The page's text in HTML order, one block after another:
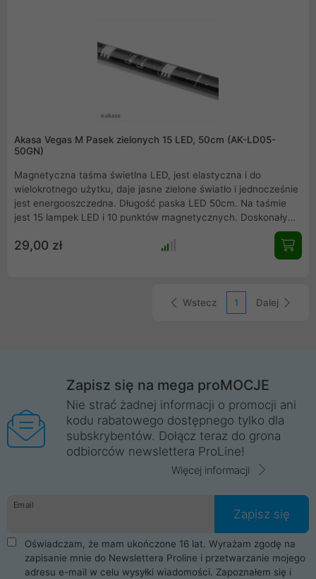
Akasa Vegas M Pasek zielonych 15 LED, 50cm (AK-LD05-
50GN)
Magnetyczna taśma świetlna LED, jest elastyczna i do
wielokrotnego użytku, daje jasne zielone światło i jednocześnie
jest energooszczedna. Długość paska LED 50cm. Na taśmie
jest 15 lampek LED i 10 punktów magnetycznych. Doskonały
wyglądający sprzęt gamingowy.
29,00 zł
Wstecz 1 Dalej
Zapisz się na mega proMOCJE
Nie strać żadnej informacji o promocji ani
kodu rabatowego dostępnego tylko dla
subskrybentów. Dołącz teraz do grona
odbiorców newslettera ProLine!
Więcej informacji
Email
Zapisz się
Oświadczam, że mam ukończone 16 lat. Wyrażam zgodę na
zapisanie mnie do Newslettera Proline i przetwarzanie mojego
adresu e-mail w celu wysyłki wiadomości. Zapoznałem się i